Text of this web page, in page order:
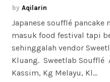
Aqilarin
Japanese soufflé pancake
masuk food festival tapi
sehinggalah vendor
Kluang. Sweetlab Soufflé
Kassim, Kg Melayu, Kl…